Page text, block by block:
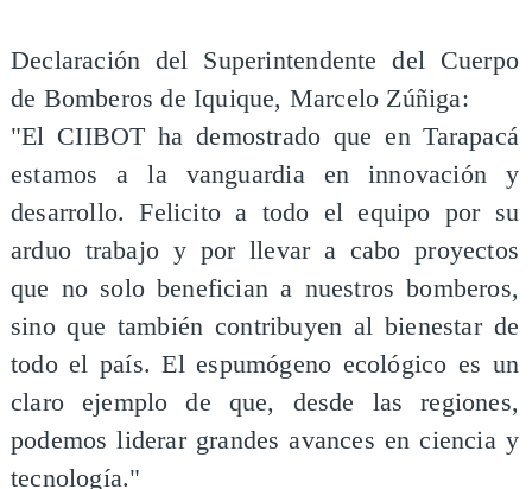
Declaración del Superintendente del Cuerpo
de Bomberos de Iquique, Marcelo Zúñiga:
"El CIIBOT ha demostrado que en Tarapacá
estamos a la vanguardia en innovación y
desarrollo. Felicito a todo el equipo por su
arduo trabajo y por llevar a cabo proyectos
que no solo benefician a nuestros bomberos,
sino que también contribuyen al bienestar de
todo el país. El espumógeno ecológico es un
claro ejemplo de que, desde las regiones,
podemos liderar grandes avances en ciencia y
tecnología."